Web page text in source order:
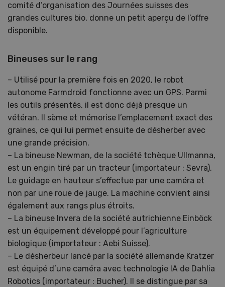
comité d’organisation des Journées suisses des
grandes cultures bio, donne un petit aperçu de l’offre
disponible.
Bineuses sur le rang
– Utilisé pour la première fois en 2020, le robot
autonome Farmdroid fonctionne avec un GPS. Parmi
les outils présentés, il est donc déjà presque un
vétéran. Il sème et mémorise l’emplacement exact des
graines, ce qui lui permet ensuite de désherber avec
une grande précision.
– La bineuse Newman, de la société tchèque Ullmanna,
est un engin tiré par un tracteur (importateur : Sevra).
Le guidage en hauteur s’effectue par une caméra et
non par une roue de jauge. La machine convient ainsi
également aux rangs plus étroits.
– La bineuse Invera de la société autrichienne Einböck
est un équipement développé pour l’agriculture
biologique (importateur : Aebi Suisse).
– Le désherbeur lancé par la société allemande Kratzer
est équipé d’une caméra avec technologie IA de Dahlia
Robotics (importateur : Bucher). Il se distingue par sa